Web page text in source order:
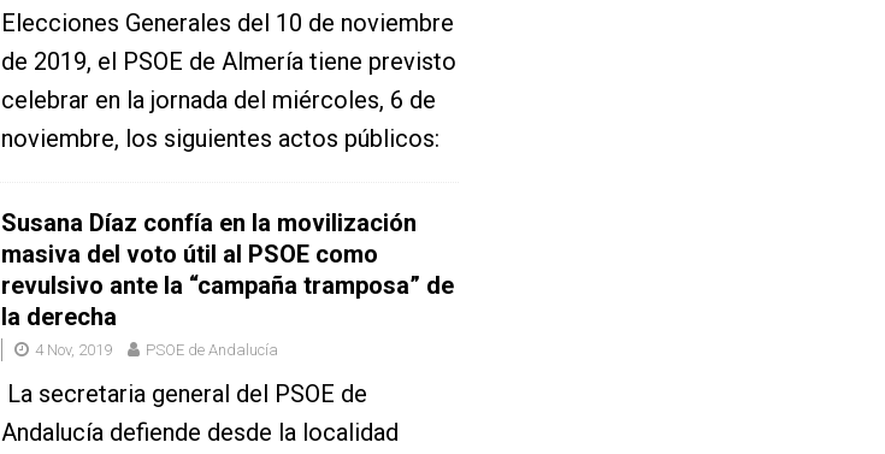
Elecciones Generales del 10 de noviembre
de 2019, el PSOE de Almería tiene previsto
celebrar en la jornada del miércoles, 6 de
noviembre, los siguientes actos públicos:
Susana Díaz confía en la movilización
masiva del voto útil al PSOE como
revulsivo ante la “campaña tramposa” de
la derecha
4 Nov, 2019 PSOE de Andalucía
La secretaria general del PSOE de
Andalucía defiende desde la localidad